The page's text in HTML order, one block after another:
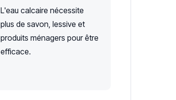
L'eau calcaire nécessite
plus de savon, lessive et
produits ménagers pour être
efficace.